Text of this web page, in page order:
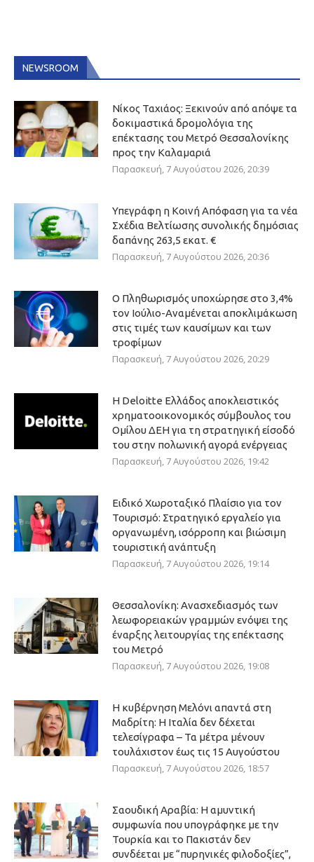
NEWSROOM
Νίκος Ταχιάος: Ξεκινούν από απόψε τα
δοκιμαστικά δρομολόγια της
επέκτασης του Μετρό Θεσσαλονίκης
προς την Καλαμαριά
Παρασκευή, 7 Αυγούστου 2026, 20:39
Υπεγράφη η Κοινή Απόφαση για τα νέα
Σχέδια Βελτίωσης συνολικής δημόσιας
δαπάνης 263,5 εκατ. €
Παρασκευή, 7 Αυγούστου 2026, 20:36
Ο Πληθωρισμός υποχώρησε στο 3,4%
τον Ιούλιο-Αναμένεται αποκλιμάκωση
στις τιμές των καυσίμων και των
τροφίμων
Παρασκευή, 7 Αυγούστου 2026, 20:29
Η Deloitte Ελλάδος αποκλειστικός
χρηματοοικονομικός σύμβουλος του
Ομίλου ΔΕΗ για τη στρατηγική είσοδό
του στην πολωνική αγορά ενέργειας
Παρασκευή, 7 Αυγούστου 2026, 19:42
Ειδικό Χωροταξικό Πλαίσιο για τον
Τουρισμό: Στρατηγικό εργαλείο για
οργανωμένη, ισόρροπη και βιώσιμη
τουριστική ανάπτυξη
Παρασκευή, 7 Αυγούστου 2026, 19:14
Θεσσαλονίκη: Ανασχεδιασμός των
λεωφορειακών γραμμών ενόψει της
έναρξης λειτουργίας της επέκτασης
του Μετρό
Παρασκευή, 7 Αυγούστου 2026, 19:08
Η κυβέρνηση Μελόνι απαντά στη
Μαδρίτη: Η Ιταλία δεν δέχεται
τελεσίγραφα – Τα μέτρα μένουν
τουλάχιστον έως τις 15 Αυγούστου
Παρασκευή, 7 Αυγούστου 2026, 18:57
Σαουδική Αραβία: Η αμυντική
συμφωνία που υπογράφηκε με την
Τουρκία και το Πακιστάν δεν
συνδέεται με “πυρηνικές φιλοδοξίες”,